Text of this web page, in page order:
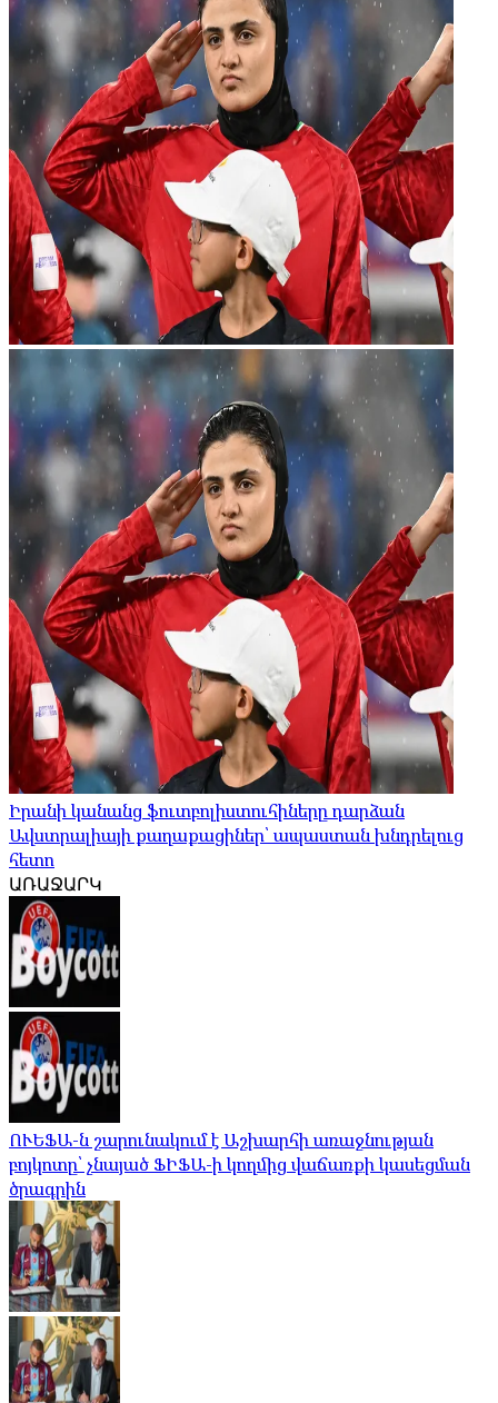
Իրանի կանանց ֆուտբոլիստուհիները դարձան
Ավստրալիայի քաղաքացիներ՝ ապաստան խնդրելուց
հետո
ԱՌԱՋԱՐԿ
ՈՒԵՖԱ-ն շարունակում է Աշխարհի առաջնության
բոյկոտը՝ չնայած ՖԻՖԱ-ի կողմից վաճառքի կասեցման
ծրագրին